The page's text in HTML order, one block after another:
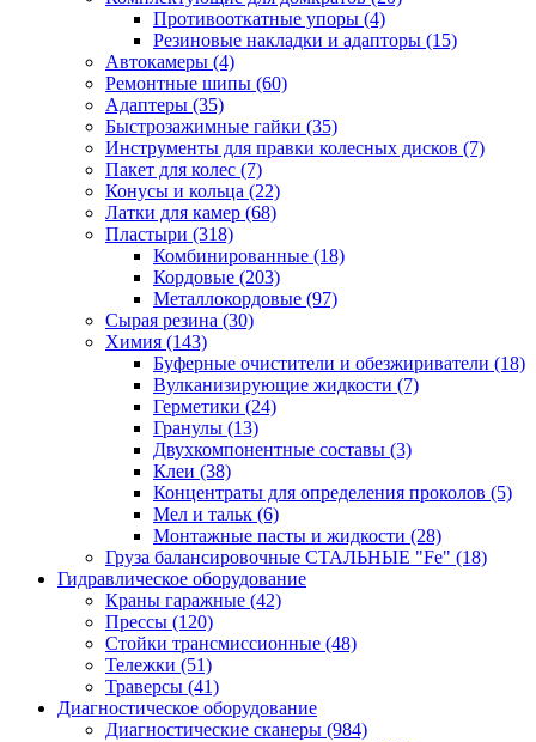
Противооткатные упоры (4)
Резиновые накладки и адапторы (15)
Автокамеры (4)
Ремонтные шипы (60)
Адаптеры (35)
Быстрозажимные гайки (35)
Инструменты для правки колесных дисков (7)
Пакет для колес (7)
Конусы и кольца (22)
Латки для камер (68)
Пластыри (318)
Комбинированные (18)
Кордовые (203)
Металлокордовые (97)
Сырая резина (30)
Химия (143)
Буферные очистители и обезжириватели (18)
Вулканизирующие жидкости (7)
Герметики (24)
Гранулы (13)
Двухкомпонентные составы (3)
Клеи (38)
Концентраты для определения проколов (5)
Мел и тальк (6)
Монтажные пасты и жидкости (28)
Груза балансировочные СТАЛЬНЫЕ "Fe" (18)
Гидравлическое оборудование
Краны гаражные (42)
Прессы (120)
Стойки трансмиссионные (48)
Тележки (51)
Траверсы (41)
Диагностическое оборудование
Диагностические сканеры (984)